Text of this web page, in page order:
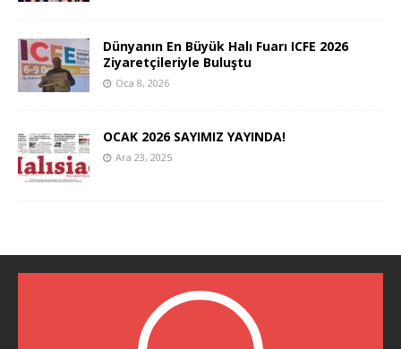
Dünyanın En Büyük Halı Fuarı ICFE 2026
Ziyaretçileriyle Buluştu
Oca 8, 2026
OCAK 2026 SAYIMIZ YAYINDA!
Ara 23, 2025